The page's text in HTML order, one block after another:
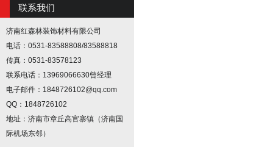
联系我们
济南红森林装饰材料有限公司
电话：0531-83588808/83588818
传真：0531-83578123
联系电话：13969066630曾经理
电子邮件：1848726102@qq.com
QQ：1848726102
地址：济南市章丘高官寨镇（济南国
际机场东邻）